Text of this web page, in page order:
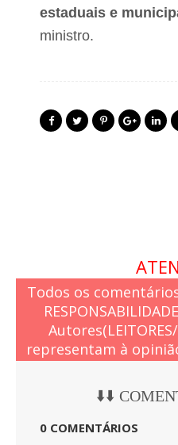
estaduais e
ministro.
Todos os
representam à
⬇️⬇️
0 COMENTÁRIOS